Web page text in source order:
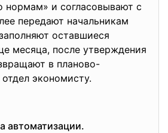
нормам» и согласовывают с
передают начальникам
оставшиеся
месяца, после утверждения
в планово-
экономисту.
автоматизации.